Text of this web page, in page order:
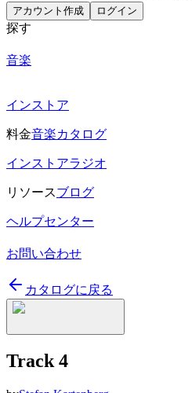
アカウント作成 ログイン
探す
音楽
インストア
料金音楽カタログ
インストアラジオ
リソースブログ
ヘルプセンター
お問い合わせ
カタログに戻る
Track 4